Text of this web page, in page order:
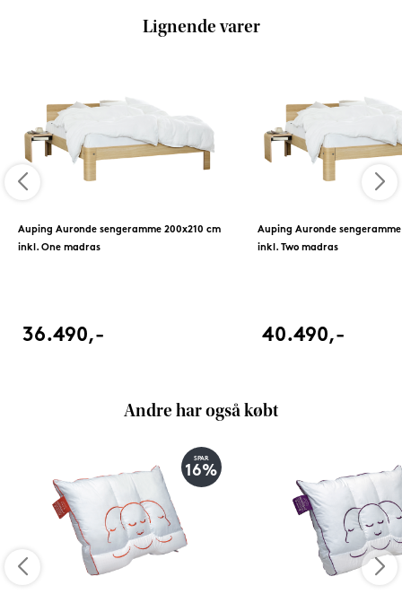
Lignende varer
Auping Auronde sengeramme 200x210 cm
inkl. One madras
36.490,-
Auping Auronde sengeramme
inkl. Two madras
40.490,-
Andre har også købt
SPAR
16%